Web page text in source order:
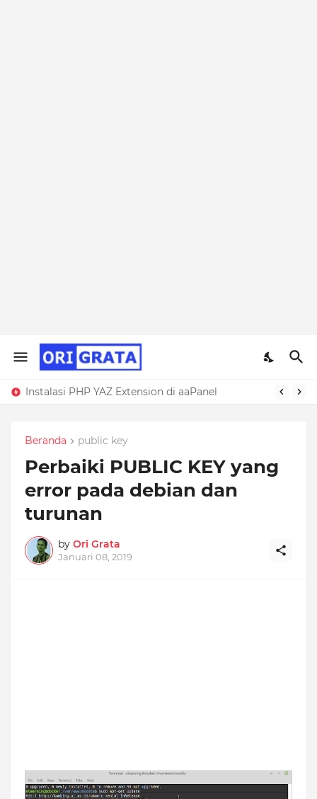
Instalasi PHP YAZ Extension di aaPanel
Beranda public key
Perbaiki PUBLIC KEY yang
error pada debian dan
turunan
by Ori Grata
Januari 08, 2019